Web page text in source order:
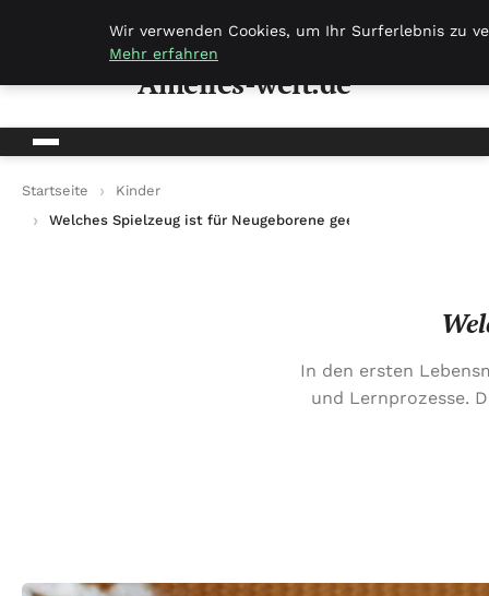
Amelies-welt.de
Startseite
Kinder
Welches Spielzeug ist für Neugeborene geeignet?
In den ersten
und Lernprozesse.
Wir verwenden Cookies, um Ihr Surferlebnis zu
Mehr erfahren